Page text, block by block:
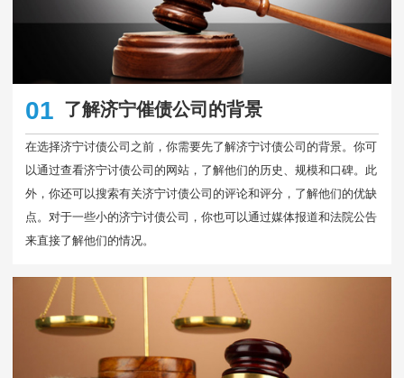
01 了解济宁催债公司的背景
在选择济宁讨债公司之前，你需要先了解济宁讨债公司的背景。你可
以通过查看济宁讨债公司的网站，了解他们的历史、规模和口碑。此
外，你还可以搜索有关济宁讨债公司的评论和评分，了解他们的优缺
点。对于一些小的济宁讨债公司，你也可以通过媒体报道和法院公告
来直接了解他们的情况。